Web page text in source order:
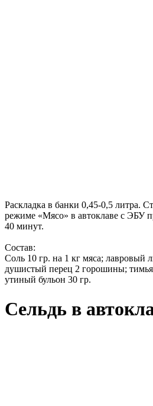
Раскладка в банки 0,45-0,5 литра.
режиме «Мясо» в автоклаве с ЭБУ
40 минут.
Состав:
Соль 10 гр. на 1 кг мяса; лавровый
душистый перец 2 горошины;
утиный бульон 30 гр.
Сельдь в